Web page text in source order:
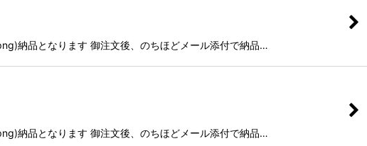
となります 御注文後、のちほどメール添付で納品…
となります 御注文後、のちほどメール添付で納品…